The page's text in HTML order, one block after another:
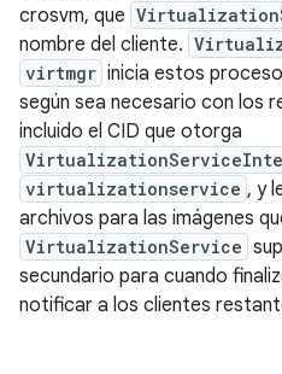
crosvm, que
nombre del cliente.
virtmgr inicia estos
según sea necesario con los
incluido el CID que otorga
virtualizationservice , y
archivos para las imágenes
VirtualizationService
secundario para cuando
notificar a los clientes